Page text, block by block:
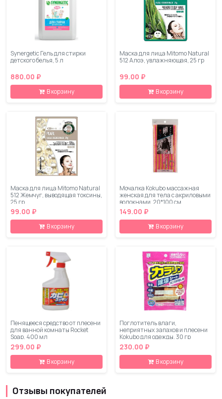
Synergetic Гель для стирки
детского белья, 5 л
880.00 ₽
В корзину
Маска для лица Mitomo Natural
512 Алоэ, увлажняющая, 25 гр
99.00 ₽
В корзину
Маска для лица Mitomo Natural
512 Жемчуг, выводящая токсины,
25 гр
99.00 ₽
В корзину
Мочалка Kokubo массажная
женская для тела с акриловыми
волокнами, 20*100 см
149.00 ₽
В корзину
Пенящееся средство от плесени
для ванной комнаты Rocket
Soap, 400 мл
299.00 ₽
В корзину
Поглотитель влаги,
неприятных запахов и плесени
Kokubo для одежды, 30 гр
230.00 ₽
В корзину
Отзывы покупателей